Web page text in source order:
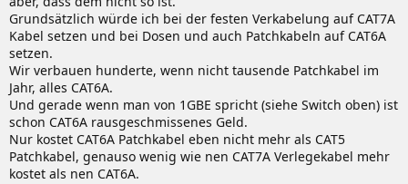
Grundsätzlich würde ich bei der festen Verkabelung auf CAT7A
Kabel setzen und bei Dosen und auch Patchkabeln auf CAT6A
setzen.
Wir verbauen hunderte, wenn nicht tausende Patchkabel im
Jahr, alles CAT6A.
Und gerade wenn man von 1GBE spricht (siehe Switch oben) ist
schon CAT6A rausgeschmissenes Geld.
Nur kostet CAT6A Patchkabel eben nicht mehr als CAT5
Patchkabel, genauso wenig wie nen CAT7A Verlegekabel mehr
kostet als nen CAT6A.